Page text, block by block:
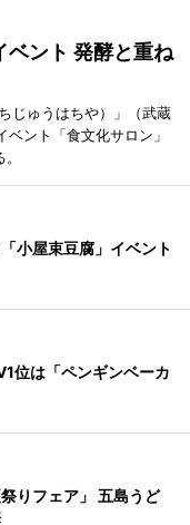
ベント 発酵と重ね
じゅうはちや）」（武蔵
ント「食文化サロン」
小屋束豆腐」イベント
位は「ペンギンベーカ
りフェア」 五島うど